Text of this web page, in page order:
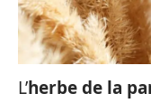
L’herbe de la